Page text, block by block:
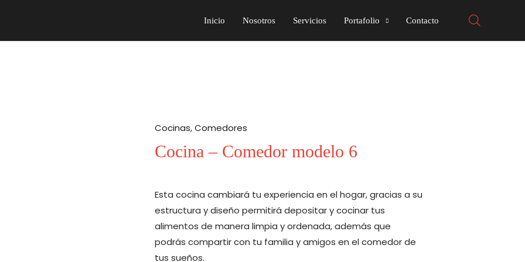
Inicio Nosotros Servicios Portafolio Contacto
Cocinas,Comedores
Cocina – Comedor modelo 6
Esta cocina cambiará tu experiencia en el hogar, gracias a su
estructura y diseño permitirá depositar y cocinar tus
alimentos de manera limpia y ordenada, además que
podrás compartir con tu familia y amigos en el comedor de
tus sueños.